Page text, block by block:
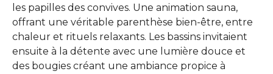
les papilles des convives. Une animation sauna,
offrant une véritable parenthèse bien-être, entre
chaleur et rituels relaxants. Les bassins invitaient
ensuite à la détente avec une lumière douce et
des bougies créant une ambiance propice à